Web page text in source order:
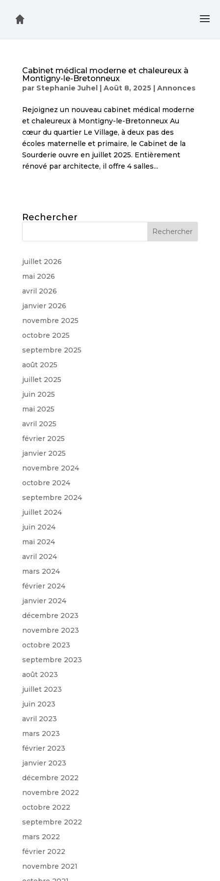
Cabinet médical moderne et chaleureux à
Montigny-le-Bretonneux
par Stephanie Juhel| Août 8, 2025| Annonces
Rejoignez un nouveau cabinet médical moderne
et chaleureux à Montigny-le-Bretonneux Au
cœur du quartier Le Village, à deux pas des
écoles maternelle et primaire, le Cabinet de la
Sourderie ouvre en juillet 2025. Entièrement
rénové par architecte, il offre 4 salles...
Rechercher
juillet 2026
mai 2026
avril 2026
janvier 2026
novembre 2025
octobre 2025
septembre 2025
août 2025
juillet 2025
juin 2025
mai 2025
avril 2025
février 2025
janvier 2025
novembre 2024
octobre 2024
septembre 2024
juillet 2024
juin 2024
mai 2024
avril 2024
mars 2024
février 2024
janvier 2024
décembre 2023
novembre 2023
octobre 2023
septembre 2023
août 2023
juillet 2023
juin 2023
avril 2023
mars 2023
février 2023
janvier 2023
décembre 2022
novembre 2022
octobre 2022
septembre 2022
mars 2022
février 2022
novembre 2021